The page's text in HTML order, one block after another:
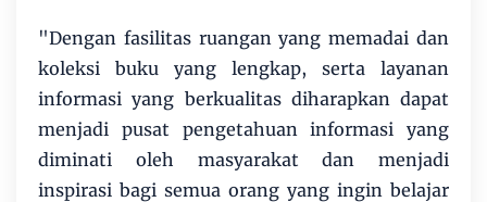
"Dengan fasilitas ruangan yang memadai dan
koleksi buku yang lengkap, serta layanan
informasi yang berkualitas diharapkan dapat
menjadi pusat pengetahuan informasi yang
diminati oleh masyarakat dan menjadi
inspirasi bagi semua orang yang ingin belajar